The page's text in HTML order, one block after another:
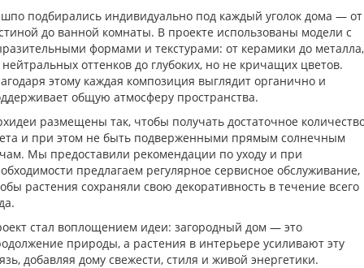
подбирались индивидуально под каждый уголок дома — от
до ванной комнаты. В проекте использованы модели с
формами и текстурами: от керамики до металла,
нейтральных оттенков до глубоких, но не кричащих цветов.
этому каждая композиция выглядит органично и
общую атмосферу пространства.
размещены так, чтобы получать достаточное
и при этом не быть подверженными прямым солнечным
Мы предоставили рекомендации по уходу и при
предлагаем регулярное сервисное обслуживание,
растения сохраняли свою декоративность в течение всего
стал воплощением идеи: загородный дом — это
природы, а растения в интерьере усиливают эту
добавляя дому свежести, стиля и живой энергетики.